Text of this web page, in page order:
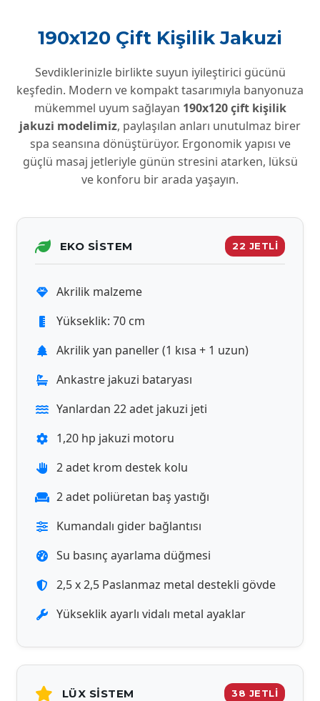
190x120 Çift Kişilik Jakuzi
Sevdiklerinizle birlikte suyun iyileştirici gücünü
keşfedin. Modern ve kompakt tasarımıyla banyonuza
mükemmel uyum sağlayan 190x120 çift kişilik
jakuzi modelimiz, paylaşılan anları unutulmaz birer
spa seansına dönüştürüyor. Ergonomik yapısı ve
güçlü masaj jetleriyle günün stresini atarken, lüksü
ve konforu bir arada yaşayın.
EKO SISTEM 22 JETLİ
Akrilik malzeme
Yükseklik: 70 cm
Akrilik yan paneller (1 kısa + 1 uzun)
Ankastre jakuzi bataryası
Yanlardan 22 adet jakuzi jeti
1,20 hp jakuzi motoru
2 adet krom destek kolu
2 adet poliüretan baş yastığı
Kumandalı gider bağlantısı
Su basınç ayarlama düğmesi
2,5 x 2,5 Paslanmaz metal destekli gövde
Yükseklik ayarlı vidalı metal ayaklar
LÜX SISTEM 38 JETLİ